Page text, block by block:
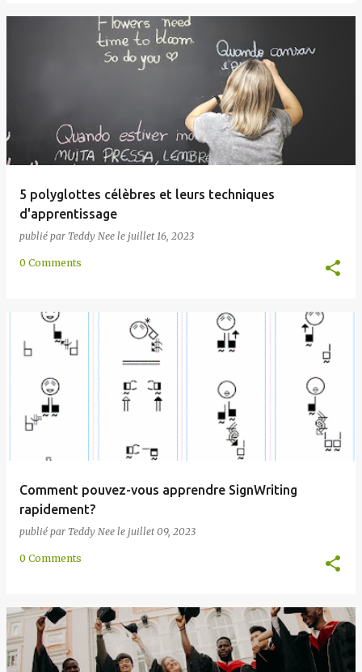
5 polyglottes célèbres et leurs techniques
d'apprentissage
publié par Teddy Nee le juillet 16, 2023
0 Comments
Comment pouvez-vous apprendre SignWriting
rapidement?
publié par Teddy Nee le juillet 09, 2023
0 Comments